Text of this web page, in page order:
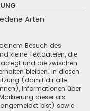
Arten
Besuch des
kleine Textdateien, die
und die zwischen
bleiben. In diesen
(damit dir alle
Informationen über
dieser als
bist) sowie